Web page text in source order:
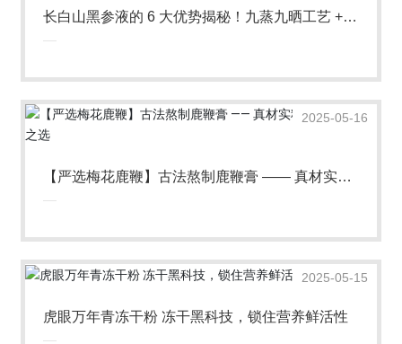
长白山黑参液的 6 大优势揭秘！九蒸九晒工艺 +
2025-05-16
【严选梅花鹿鞭】古法熬制鹿鞭膏 —— 真材实
2025-05-15
虎眼万年青冻干粉 冻干黑科技，锁住营养鲜活性